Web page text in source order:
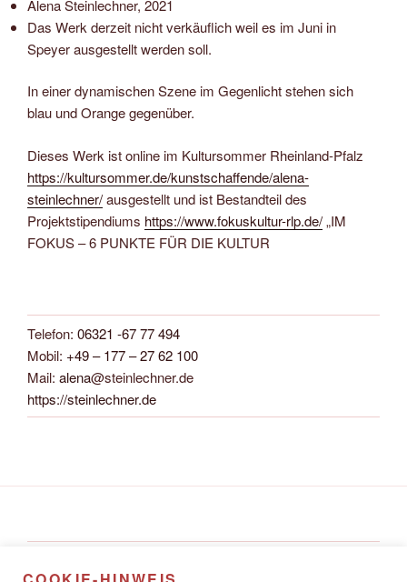
Alena Steinlechner, 2021
Das Werk derzeit nicht verkäuflich weil es im Juni in
Speyer ausgestellt werden soll.
In einer dynamischen Szene im Gegenlicht stehen sich
blau und Orange gegenüber.
Dieses Werk ist online im Kultursommer Rheinland-Pfalz
https://kultursommer.de/kunstschaffende/alena-
steinlechner/ausgestellt und ist Bestandteil des
Projektstipendiums https://www.fokuskultur-rlp.de/„IM
FOKUS – 6 PUNKTE FÜR DIE KULTUR
Telefon: 06321 -67 77 494
Mobil: +49 – 177 – 27 62 100
Mail: alena@steinlechner.de
https://steinlechner.de